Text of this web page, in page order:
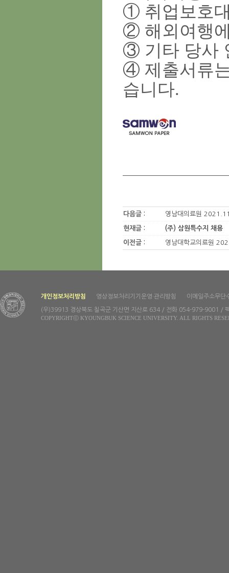
① 취업보호
② 해외여행
③ 기타 당사
④ 제출서류
습니다.
다음글 : 영남대의료원
현재글 : (주) 삼원특수지 채용
이전글 : 영남대학교의료원
개인정보처리방침 영상정보처리기기운영·관리방침 이메일주소무단
(우)39913 경상북도 칠곡군 기산면 지산로 634 / 전화 054-979-9001 /
COPYRIGHTⓒ KYOUNGBUK SCIENCE UNIVERSITY. ALL RIGHTS